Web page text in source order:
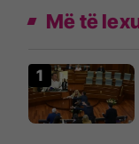
Më të